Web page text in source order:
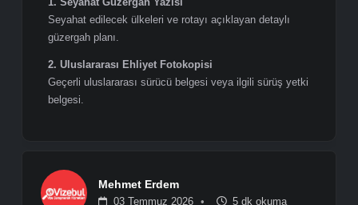
davet yazısı.
2. Davet Eden Kişinin Kimlik Belgesi
Pasaport veya kimlik kartı fotokopisi.
3. Oturum İzni Belgesi
Davet eden kişi Alman veya AB vatandaşı değilse
1. Emeklilik Belgesi veya Emekli Kimliği